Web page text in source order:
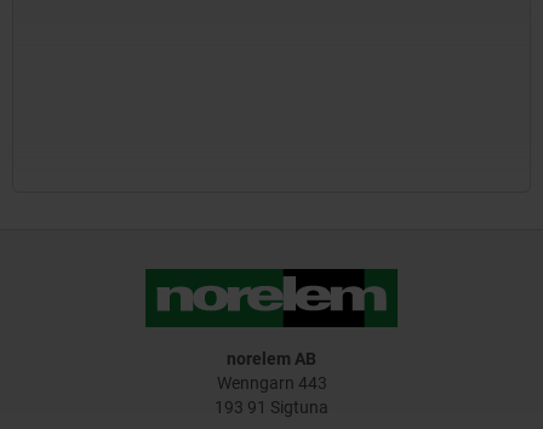
norelem AB
Wenngarn 443
193 91 Sigtuna